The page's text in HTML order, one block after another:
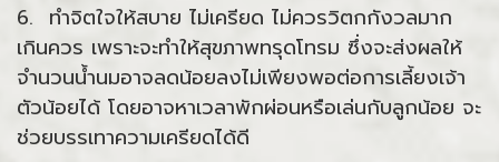
6. ทำจิตใจให้สบาย ไม่เครียด ไม่ควรวิตกกังวลมาก
เกินควร เพราะจะทำให้สุขภาพทรุดโทรม ซึ่งจะส่งผลให้
จำนวนน้ำนมอาจลดน้อยลงไม่เพียงพอต่อการเลี้ยงเจ้า
ตัวน้อยได้ โดยอาจหาเวลาพักผ่อนหรือเล่นกับลูกน้อย จะ
ช่วยบรรเทาความเครียดได้ดี